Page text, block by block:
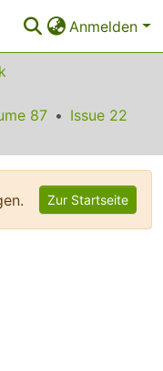
Anmelden
87
Issue 22
Zur Startseite